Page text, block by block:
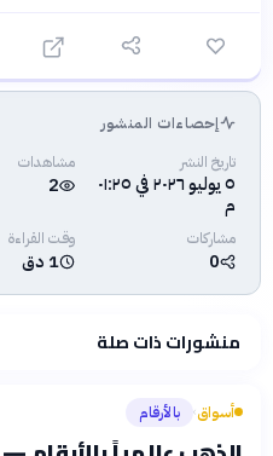
فلسفتنا المعرفية·سياسة الذكاءإحصاءات المنشور
تاريخ النشر
٥ يوليو ٢٠٢٦ في ٠١:٢٥
م
مشاهدات
2
مشاركات
0
وقت القراءة
1 دق
منشورات ذات صلة
أسواق› بالأرقام